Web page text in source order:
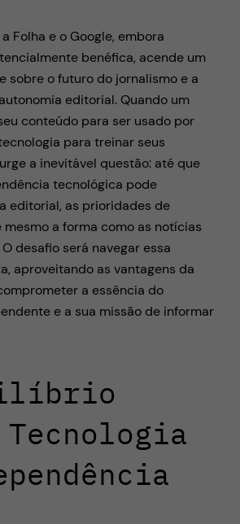
Folha e o Google, embora
benéfica, acende um
sobre o futuro do jornalismo e a
editorial. Quando um
conteúdo para ser usado por
para treinar seus
a inevitável questão: até que
tecnológica pode
editorial, as prioridades de
a forma como as notícias
desafio será navegar essa
aproveitando as vantagens da
a essência do
e a sua missão de informar